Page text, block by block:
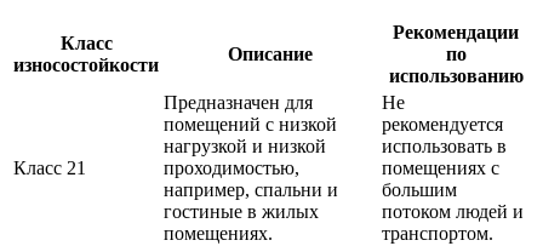
Класс
износостойкости
Описание
Рекомендации
по
использованию
Класс 21
Предназначен для
помещений с низкой
нагрузкой и низкой
проходимостью,
например, спальни и
гостиные в жилых
помещениях.
Не
рекомендуется
использовать в
помещениях с
большим
потоком людей и
транспортом.